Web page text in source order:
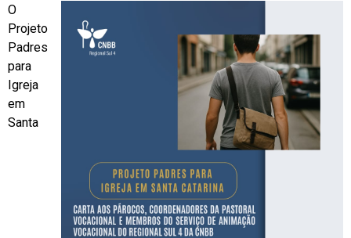
O
Projeto
Padres
para
Igreja
em
Santa